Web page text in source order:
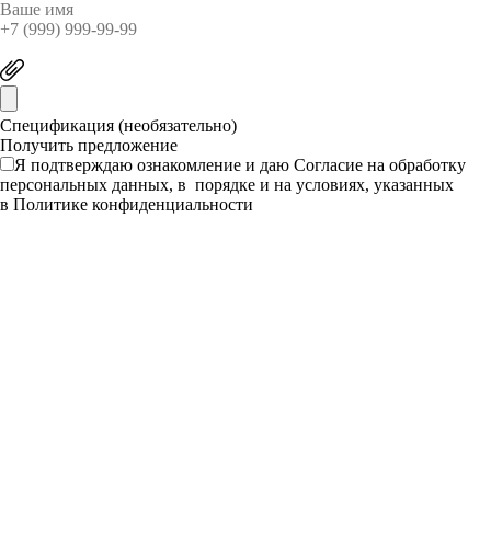
Спецификация (необязательно)
Я подтверждаю ознакомление и даю Согласие на обработку
персональных данных, в порядке и на условиях, указанных
в Политике конфиденциальности